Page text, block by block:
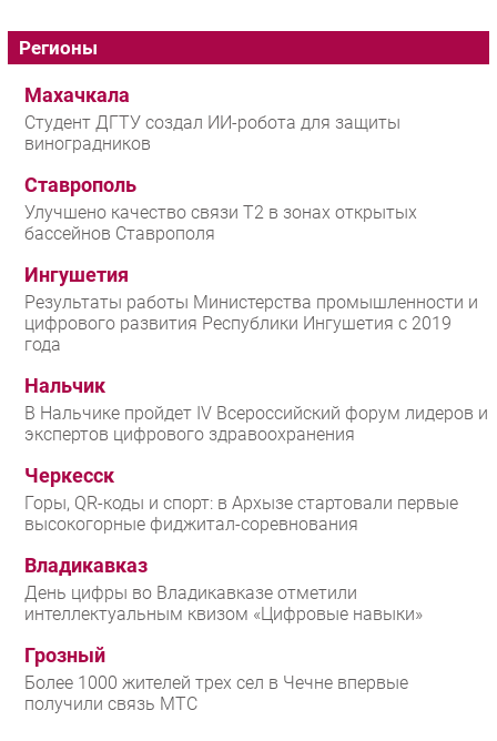
Регионы
Махачкала
Студент ДГТУ создал ИИ-робота для защиты
виноградников
Ставрополь
Улучшено качество связи T2 в зонах открытых
бассейнов Ставрополя
Ингушетия
Результаты работы Министерства промышленности и
цифрового развития Республики Ингушетия с 2019
года
Нальчик
В Нальчике пройдет IV Всероссийский форум лидеров и
экспертов цифрового здравоохранения
Черкесск
Горы, QR-коды и спорт: в Архызе стартовали первые
высокогорные фиджитал-соревнования
Владикавказ
День цифры во Владикавказе отметили
интеллектуальным квизом «Цифровые навыки»
Грозный
Более 1000 жителей трех сел в Чечне впервые
получили связь МТС